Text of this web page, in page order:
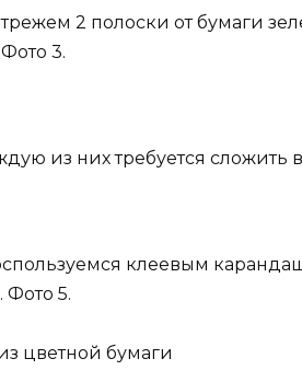
2 полоски от бумаги
3.
из них требуется сложить
клеевым
Фото 5.